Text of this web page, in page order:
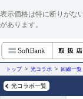
表示価格は特に断りがな
があります。
トップ 光コラボ 回線一覧
光コラボ一覧